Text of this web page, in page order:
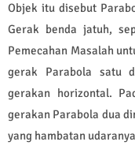
Objek itu disebut
Gerak benda jatuh,
Pemecahan Masalah
gerak Parabola satu
gerakan horizontal.
gerakan Parabola dua
yang hambatan